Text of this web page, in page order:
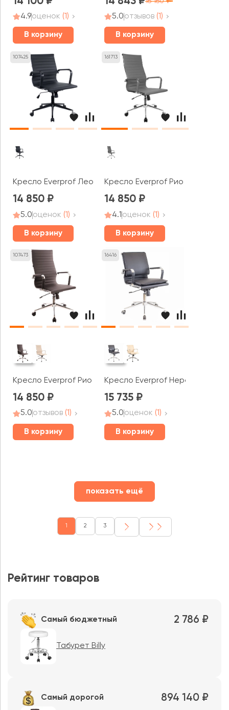
4.9оценок (1)
В корзину
5.0отзывов (1)
В корзину
107425
Кресло Everprof Лео / Leo black T
14 850
5.0оценок (1)
В корзину
161713
Кресло Everprof Рио Т / Rio T
14 850
4.1 оценок (1)
В корзину
107473
Кресло Everprof Рио Т / Rio T
14 850
5.0отзывов (1)
В корзину
16416
Кресло Everprof Нерей ЛБ Т /
15 735
5.0оценок (1)
В корзину
показать ещё
1 2 3
Рейтинг товаров
Самый бюджетный 2 786 ₽
Табурет Billy
Самый дорогой 894 140 ₽